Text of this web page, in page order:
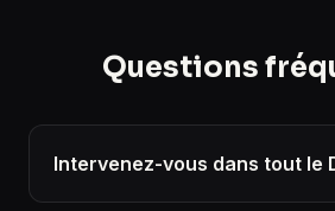
Questions
Intervenez-vous dans tout le